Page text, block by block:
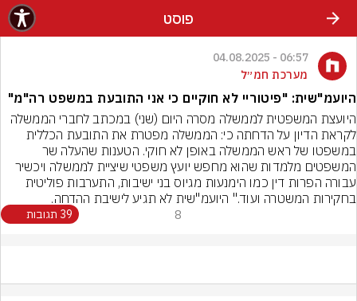
פוסט
06:57 - 04.08.2025
מערכת חמ״ל
היועמ"שית: "פיטוריי לא חוקיים כי אני התובעת במשפט רה"מ"
לקראת הדיון על הדחתה כי: הממשלה מפטרת את התובעת הכללית
בחקירות המשטרה ועוד." היועמ"שית לא תגיע לישיבת ההדחה.
8 39 תגובות